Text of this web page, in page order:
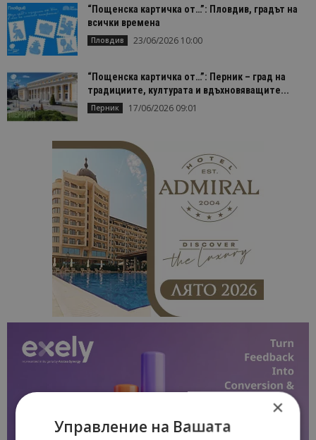
“Пощенска картичка от…”: Пловдив, градът на
всички времена
Пловдив 23/06/2026 10:00
“Пощенска картичка от…”: Перник – град на
традициите, културата и вдъхновяващите...
Перник 17/06/2026 09:01
×
Управление на Вашата